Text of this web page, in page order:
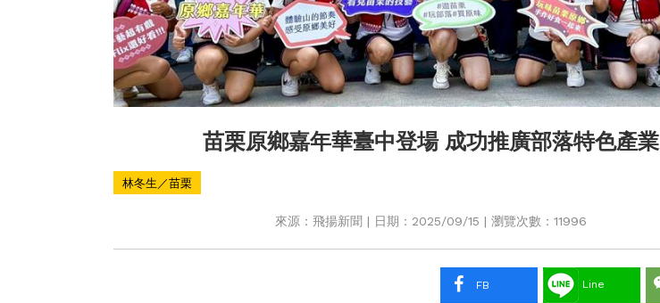
苗栗原鄉嘉年華臺中登場 成功推廣部落特色產業
林冬生／苗栗
來源：飛揚新聞 | 日期：2025/09/15 | 瀏覽次數：11996
FB Line